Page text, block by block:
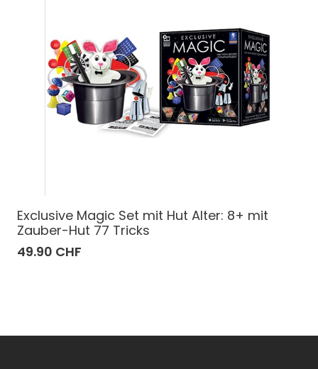
Exclusive Magic Set mit Hut Alter: 8+ mit
Zauber-Hut 77 Tricks
49.90 CHF